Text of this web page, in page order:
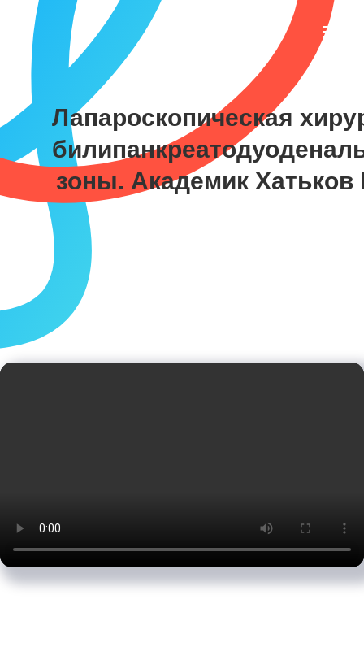
Лапароскопическая
зоны. Академик Хатьков